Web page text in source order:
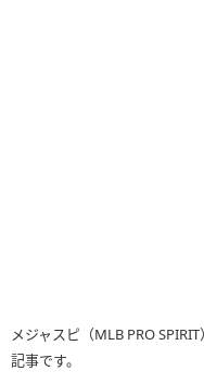
メジャスピ（MLB PRO
記事です。